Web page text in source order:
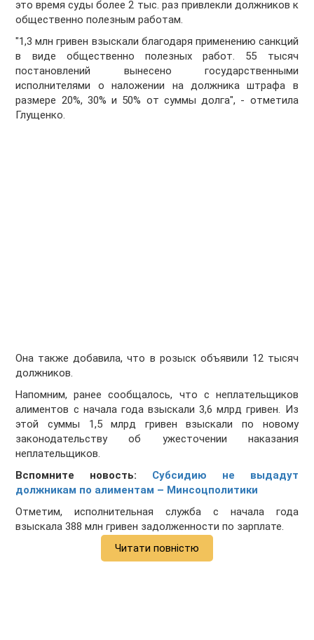
это время суды более 2 тыс. раз привлекли должников к
общественно полезным работам.
"1,3 млн гривен взыскали благодаря применению санкций
в виде общественно полезных работ. 55 тысяч
постановлений вынесено государственными
исполнителями о наложении на должника штрафа в
размере 20%, 30% и 50% от суммы долга", - отметила
Глущенко.
Она также добавила, что в розыск объявили 12 тысяч
должников.
Напомним, ранее сообщалось, что с неплательщиков
алиментов с начала года взыскали 3,6 млрд гривен. Из
этой суммы 1,5 млрд гривен взыскали по новому
законодательству об ужесточении наказания
неплательщиков.
Вспомните новость: Субсидию не выдадут
должникам по алиментам – Минсоцполитики
Отметим, исполнительная служба с начала года
взыскала 388 млн гривен задолженности по зарплате.
Читати повністю